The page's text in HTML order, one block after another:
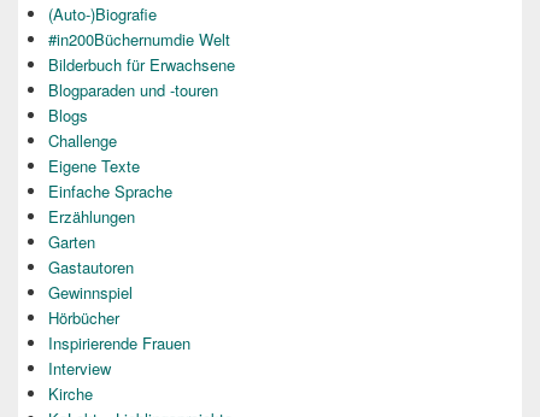
(Auto-)Biografie
#in200Büchernumdie Welt
Bilderbuch für Erwachsene
Blogparaden und -touren
Blogs
Challenge
Eigene Texte
Einfache Sprache
Erzählungen
Garten
Gastautoren
Gewinnspiel
Hörbücher
Inspirierende Frauen
Interview
Kirche